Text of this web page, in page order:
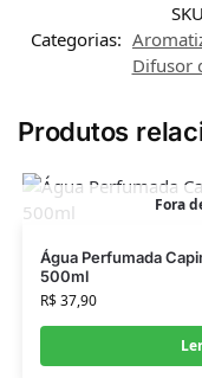
Categorias:
Difusor
Produtos
Fora
Água Perfumada
500ml
R$37,90